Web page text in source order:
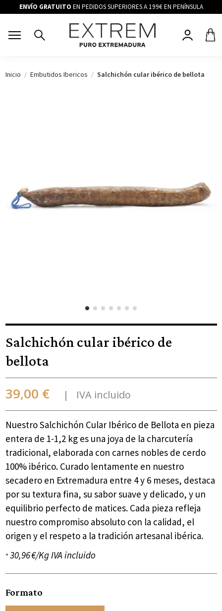
ENVÍO GRATUITO EN PEDIDOS SUPERIORES A 199€ EN PENÍNSULA
Inicio Embutidos Ibericos Salchichón cular ibérico de bellota
Salchichón cular ibérico de
bellota
39,00 € IVA incluido
Nuestro Salchichón Cular Ibérico de Bellota en pieza
entera de 1-1,2 kg es una joya de la charcutería
tradicional, elaborada con carnes nobles de cerdo
100% ibérico. Curado lentamente en nuestro
secadero en Extremadura entre 4 y 6 meses, destaca
por su textura fina, su sabor suave y delicado, y un
equilibrio perfecto de matices. Cada pieza refleja
nuestro compromiso absoluto con la calidad, el
origen y el respeto a la tradición artesanal ibérica.
* 30,96 €/Kg IVA incluido
Formato